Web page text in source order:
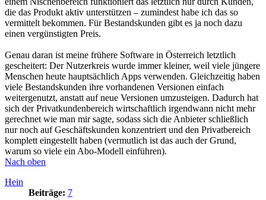
die das Produkt aktiv unterstützen – zumindest habe ich das so
vermittelt bekommen. Für Bestandskunden gibt es ja noch dazu
einen vergünstigten Preis.
Genau daran ist meine frühere Software in Österreich letztlich
gescheitert: Der Nutzerkreis wurde immer kleiner, weil viele jüngere
Menschen heute hauptsächlich Apps verwenden. Gleichzeitig haben
viele Bestandskunden ihre vorhandenen Versionen einfach
weitergenutzt, anstatt auf neue Versionen umzusteigen. Dadurch hat
sich der Privatkundenbereich wirtschaftlich irgendwann nicht mehr
gerechnet wie man mir sagte, sodass sich die Anbieter schließlich
nur noch auf Geschäftskunden konzentriert und den Privatbereich
komplett eingestellt haben (vermutlich ist das auch der Grund,
warum so viele ein Abo-Modell einführen).
Nach oben
Hein
Beiträge: 7